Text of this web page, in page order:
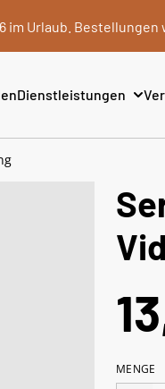
im Urlaub.
Dienstleistungen
MENGE